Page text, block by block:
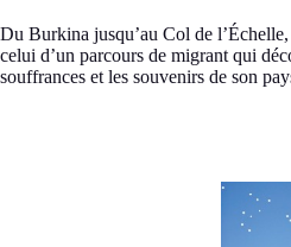
Du Burkina jusqu’au Col de
celui d’un parcours de migrant qui
souffrances et les souvenirs de son